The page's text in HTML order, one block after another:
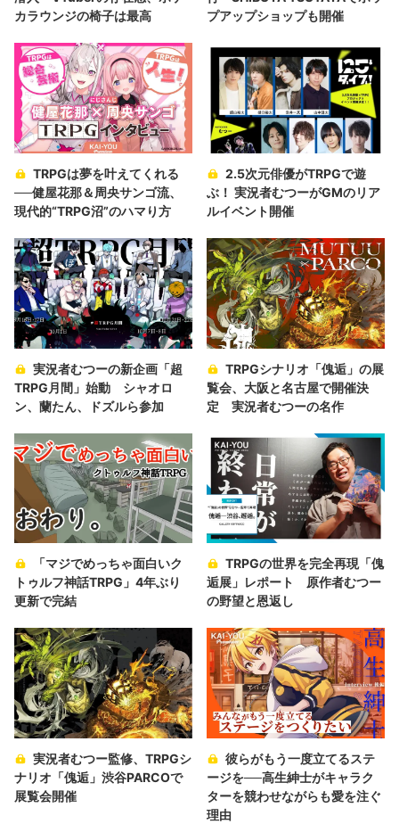
カラウンジの椅子は最高
プアップショップも開催
TRPGは夢を叶えてくれる
──健屋花那＆周央サンゴ流、
現代的“TRPG沼”のハマり方
2.5次元俳優がTRPGで遊
ぶ！ 実況者むつーがGMのリア
ルイベント開催
実況者むつーの新企画「超
TRPG月間」始動 シャオロ
ン、蘭たん、ドズルら参加
TRPGシナリオ「傀逅」の展
覧会、大阪と名古屋で開催決
定 実況者むつーの名作
「マジでめっちゃ面白いク
トゥルフ神話TRPG」4年ぶり
更新で完結
TRPGの世界を完全再現「傀
逅展」レポート 原作者むつー
の野望と恩返し
実況者むつー監修、TRPGシ
ナリオ「傀逅」渋谷PARCOで
展覧会開催
彼らがもう一度立てるステ
ージを──高生紳士がキャラク
ターを競わせながらも愛を注ぐ
理由